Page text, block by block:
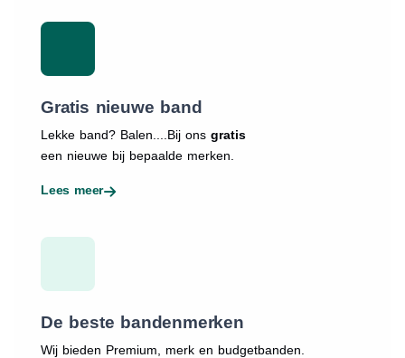
Gratis nieuwe band
Lekke band? Balen....Bij ons gratis
een nieuwe bij bepaalde merken.
Lees meer
De beste bandenmerken
Wij bieden Premium, merk en budgetbanden.